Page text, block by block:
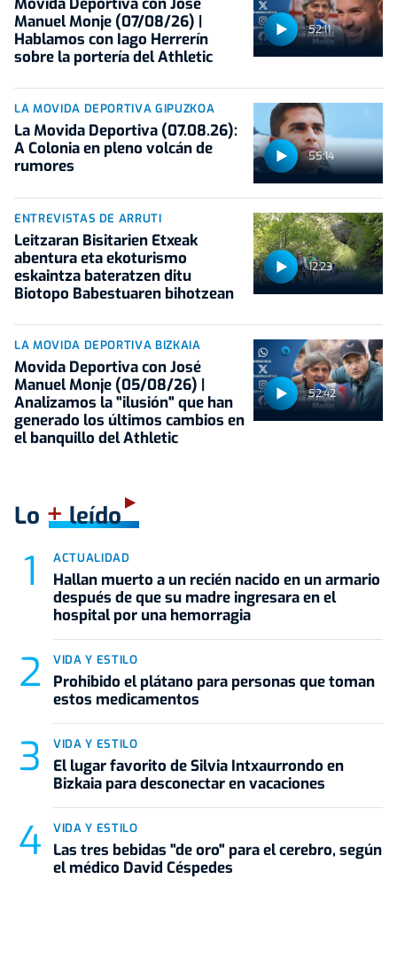
52:11
Movida Deportiva con José
Manuel Monje (07/08/26) |
Hablamos con Iago Herrerín
sobre la portería del Athletic
55:14
LA MOVIDA DEPORTIVA GIPUZKOA
La Movida Deportiva (07.08.26):
A Colonia en pleno volcán de
rumores
12:23
ENTREVISTAS DE ARRUTI
Leitzaran Bisitarien Etxeak
abentura eta ekoturismo
eskaintza bateratzen ditu
Biotopo Babestuaren bihotzean
52:42
LA MOVIDA DEPORTIVA BIZKAIA
Movida Deportiva con José
Manuel Monje (05/08/26) |
Analizamos la "ilusión" que han
generado los últimos cambios en
el banquillo del Athletic
Lo +leído
ACTUALIDAD
Hallan muerto a un recién nacido en un armario
después de que su madre ingresara en el
hospital por una hemorragia
VIDA Y ESTILO
Prohibido el plátano para personas que toman
estos medicamentos
VIDA Y ESTILO
El lugar favorito de Silvia Intxaurrondo en
Bizkaia para desconectar en vacaciones
VIDA Y ESTILO
Las tres bebidas "de oro" para el cerebro, según
el médico David Céspedes